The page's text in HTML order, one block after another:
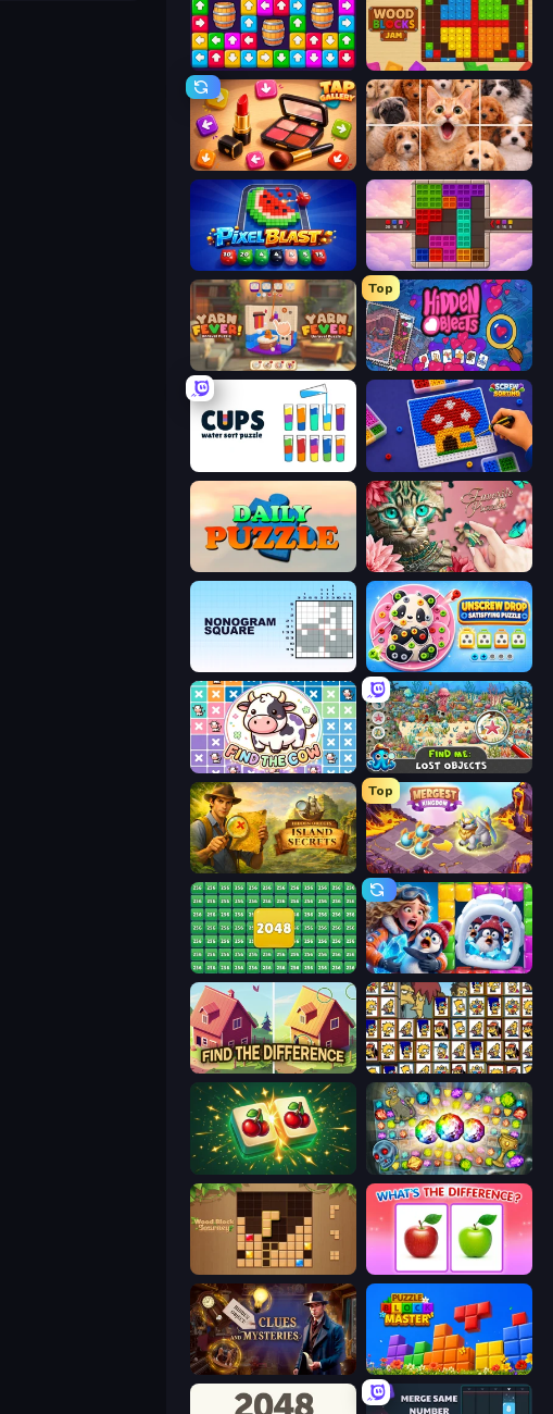
Tap Away Story Wood Blocks Jam
Tap Gallery Jigpic Solitaire
Pixel Blast Color Cube Puzzle
Yarn Fever! Unravel Puzzle
Top
Hidden Objects
Cups - Water Sort Puzzle Screw Sorting
Favorite Puzzles
Unscrew Drop: Satisfying Puzzle
Find The Cow Find Me: Lost Objects
Hidden Objects: Island Secrets
Top
Mergest Kingdom
2048 Merge Blocks Captain Blast
Find The Difference Tiles of the Simpsons
Mahjong Puzzle: Tile Match Forgotten Treasure 2
Wood Block Journey What's The Difference?
Hidden Object: Clues and Mysteries Puzzle Block Master